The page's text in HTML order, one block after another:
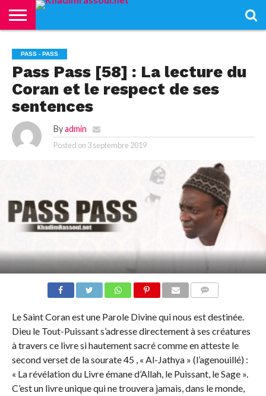
KHADIMRASSOUL
LE
MOURIDISME
ACTUALITÉS
CONTRIBUTIONS
PASS
–
NETALI
BOROM
L’ISLAM
VIDÉOS
PASS - PASS
Pass Pass [58] : La lecture du
Coran et le respect de ses
sentences
By admin
Posted on 3 septembre 2019
Le Saint Coran est une Parole Divine qui nous est destinée.
Dieu le Tout-Puissant s’adresse directement à ses créatures
à travers ce livre si hautement sacré comme en atteste le
second verset de la sourate 45 , « Al-Jathya » (l’agenouillé) :
« La révélation du Livre émane d’Allah, le Puissant, le Sage ».
C’est un livre unique qui ne trouvera jamais, dans le monde,